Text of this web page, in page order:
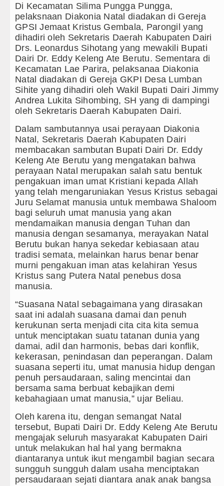
Ketua GRIB Jaya Labuhanbatu
Gubernur Bobby Nasution Minta
Rico Waas : Kemerdekaan Harus
Akses Jalan ke Pemandian Air
Dayang Nan Tujuh Menggetarkan
Emma Raducanu Absen di Grand
Juventus Dikalahkan Inter Milan di
PSG Ditahan Manchester United
Chelsea Gilas AC Milan di Laga
Ketua GRIB Jaya Labuhanbatu
Gubernur Bobby Nasution Minta
Rico Waas : Kemerdekaan Harus
Dayang Nan Tujuh Menggetarkan
Di Kecamatan Silima Pungga Pungga,
pelaksnaan Diakonia Natal diadakan di Gereja
GPSI Jemaat Kristus Gembala, Parongil yang
dihadiri oleh Sekretaris Daerah Kabupaten Dairi
Drs. Leonardus Sihotang yang mewakili Bupati
Dairi Dr. Eddy Keleng Ate Berutu. Sementara di
Kecamatan Lae Parira, pelaksanaa Diakonia
Natal diadakan di Gereja GKPI Desa Lumban
Sihite yang dihadiri oleh Wakil Bupati Dairi Jimmy
Andrea Lukita Sihombing, SH yang di dampingi
oleh Sekretaris Daerah Kabupaten Dairi.
Dalam sambutannya usai perayaan Diakonia
Natal, Sekretaris Daerah Kabupaten Dairi
membacakan sambutan Bupati Dairi Dr. Eddy
Keleng Ate Berutu yang mengatakan bahwa
perayaan Natal merupakan salah satu bentuk
pengakuan iman umat Kristiani kepada Allah
yang telah mengaruniakan Yesus Kristus sebagai
Juru Selamat manusia untuk membawa Shaloom
bagi seluruh umat manusia yang akan
mendamaikan manusia dengan Tuhan dan
manusia dengan sesamanya, merayakan Natal
Berutu bukan hanya sekedar kebiasaan atau
tradisi semata, melainkan harus benar benar
murni pengakuan iman atas kelahiran Yesus
Kristus sang Putera Natal penebus dosa
manusia.
“Suasana Natal sebagaimana yang dirasakan
saat ini adalah suasana damai dan penuh
kerukunan serta menjadi cita cita kita semua
untuk menciptakan suatu tatanan dunia yang
damai, adil dan harmonis, bebas dari konflik,
kekerasan, penindasan dan peperangan. Dalam
suasana seperti itu, umat manusia hidup dengan
penuh persaudaraan, saling mencintai dan
bersama sama berbuat kebajikan demi
kebahagiaan umat manusia,” ujar Beliau.
Oleh karena itu, dengan semangat Natal
tersebut, Bupati Dairi Dr. Eddy Keleng Ate Berutu
mengajak seluruh masyarakat Kabupaten Dairi
untuk melakukan hal hal yang bermakna
diantaranya untuk ikut mengambil bagian secara
sungguh sungguh dalam usaha menciptakan
persaudaraan sejati diantara anak anak bangsa